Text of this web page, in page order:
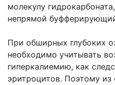
молекулу
непрямой
При обширных глубоких
необходимо учитывать
гиперкалиемию, как
эритроцитов. Поэтому из